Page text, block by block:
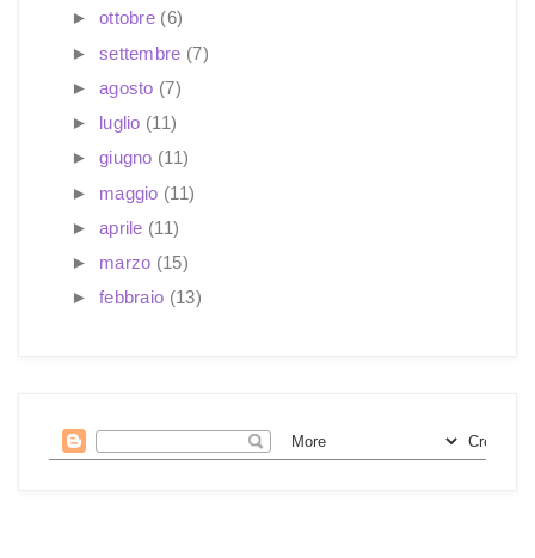
► ottobre (6)
► settembre (7)
► agosto (7)
► luglio (11)
► giugno (11)
► maggio (11)
► aprile (11)
► marzo (15)
► febbraio (13)